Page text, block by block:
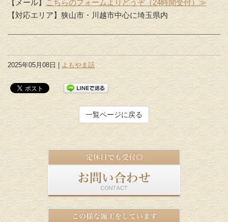
【メール】
こちらのフォームよりどうぞ（24時間受付）≫
【対応エリア】狭山市・川越市中心に埼玉県内
2025年05月08日 | よもやま話
一覧ページに戻る